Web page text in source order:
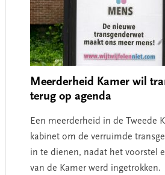
Meerderheid Kamer wil
terug op agenda
Een meerderheid in de Tweede
kabinet om de verruimde
in te dienen, nadat het voorstel
van de Kamer werd ingetrokken.